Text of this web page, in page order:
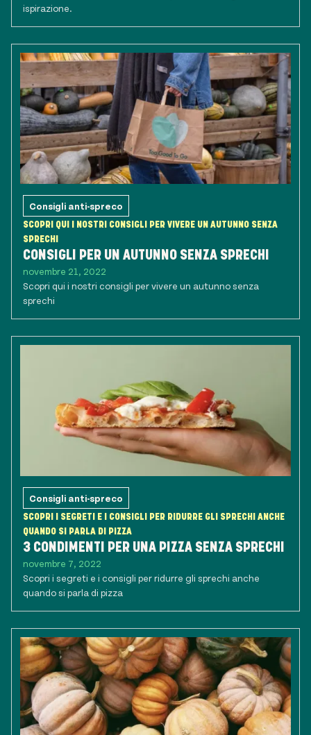
ispirazione.
Consigli anti-spreco
SCOPRI QUI I NOSTRI CONSIGLI PER VIVERE UN AUTUNNO SENZA
SPRECHI
CONSIGLI PER UN AUTUNNO SENZA SPRECHI
novembre 21, 2022
Scopri qui i nostri consigli per vivere un autunno senza
sprechi
Consigli anti-spreco
SCOPRI I SEGRETI E I CONSIGLI PER RIDURRE GLI SPRECHI ANCHE
QUANDO SI PARLA DI PIZZA
3 CONDIMENTI PER UNA PIZZA SENZA SPRECHI
novembre 7, 2022
Scopri i segreti e i consigli per ridurre gli sprechi anche
quando si parla di pizza